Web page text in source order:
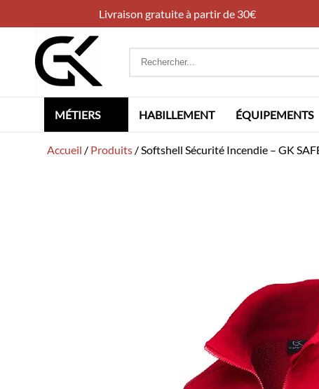
Livraison gratuite à partir de 30€
Rechercher
MÉTIERS HABILLEMENT ÉQUIPEMENTS
Accueil / Produits /Softshell Sécurité Incendie – GK